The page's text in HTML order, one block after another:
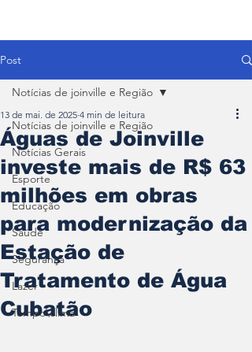
Post
Notícias de joinville e Região
Notícias Gerais
Esporte
Educação
Saúde
Segurança
Lazer
Tempo\clima
Notícias de joinville e Região
Águas de Joinville
investe mais de R$ 63
milhões em obras
para modernização da
Estação de
Tratamento de Água
Cubatão
13 de mai. de 2025 4 min de leitura